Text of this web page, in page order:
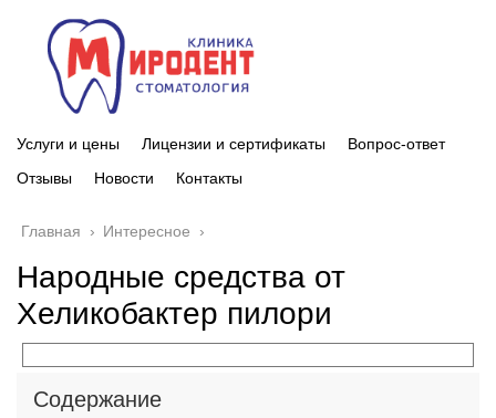
Услуги и цены Лицензии и сертификаты
Вопрос-ответ
Отзывы
Новости Контакты
Главная › Интересное ›
Народные средства от
Хеликобактер пилори
Содержание